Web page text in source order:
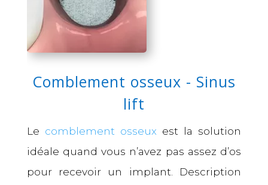
Comblement osseux - Sinus
lift
Le comblement osseux est la solution
idéale quand vous n’avez pas assez d’os
pour recevoir un implant. Description